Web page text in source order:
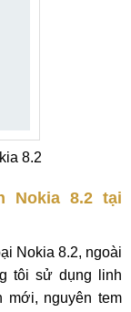
8.2
Nokia 8.2 tại
Nokia 8.2, ngoài
tôi sử dụng linh
mới, nguyên tem